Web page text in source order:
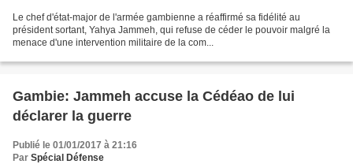
Le chef d'état-major de l'armée gambienne a réaffirmé sa fidélité au
président sortant, Yahya Jammeh, qui refuse de céder le pouvoir malgré la
menace d'une intervention militaire de la com...
Gambie: Jammeh accuse la Cédéao de lui
déclarer la guerre
Publié le 01/01/2017 à 21:16
Par Spécial Défense